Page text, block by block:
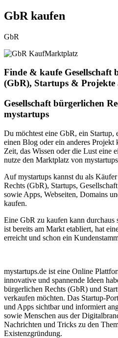
GbR kaufen
GbR
Marktplatz
Finde & kaufe Gesellschaft
(GbR), Startups & Projekte
Gesellschaft bürgerlichen
mystartups
Du möchtest eine GbR, ein Startup,
einen Blog oder ein anderes
Zeit, das Wissen oder die Lust eine
nutze den Marktplatz von
Auf mystartups kannst du als
Rechts (GbR), Startups,
sowie Apps, Webseiten, Domains
kaufen.
Eine GbR zu kaufen kann durchaus
ist bereits am Markt etabliert, hat
erreicht und schon ein
mystartups.de ist eine Online
innovative und spannende Ideen
bürgerlichen Rechts (GbR) und
verkaufen möchten. Das Startup-
und Apps sichtbar und informiert
sowie Menschen aus der
Nachrichten und Tricks zu den
Existenzgründung.